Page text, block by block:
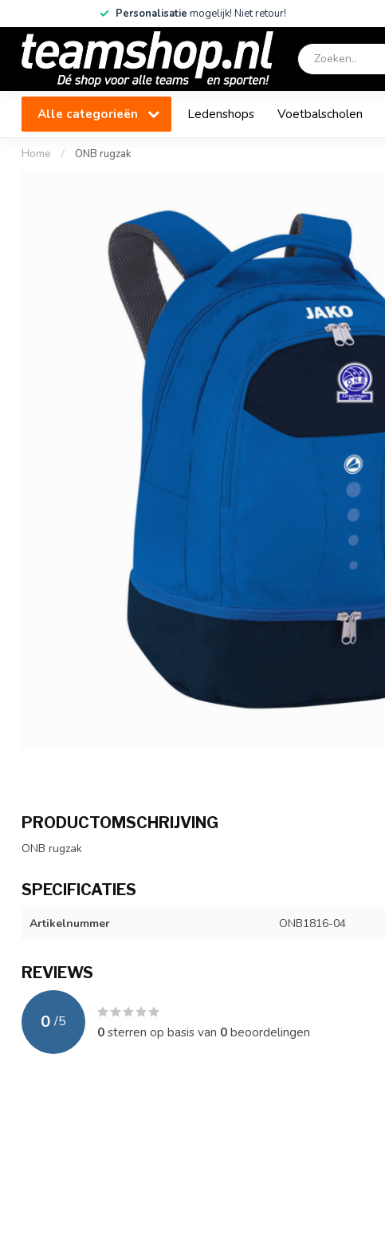
Personalisatie mogelijk! Niet retour!
Alle categorieën Ledenshops Voetbalscholen
Home / ONB rugzak
PRODUCTOMSCHRIJVING
ONB rugzak
SPECIFICATIES
Artikelnummer ONB1816-04
REVIEWS
0 /5
0sterren op basis van 0beoordelingen